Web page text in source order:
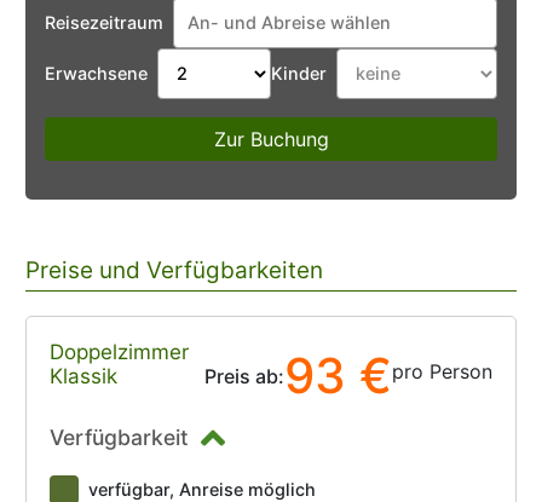
Reisezeitraum
Erwachsene Kinder
Zur Buchung
Preise und Verfügbarkeiten
Doppelzimmer
Klassik
Preis ab:93 €pro Person
Verfügbarkeit
verfügbar, Anreise möglich